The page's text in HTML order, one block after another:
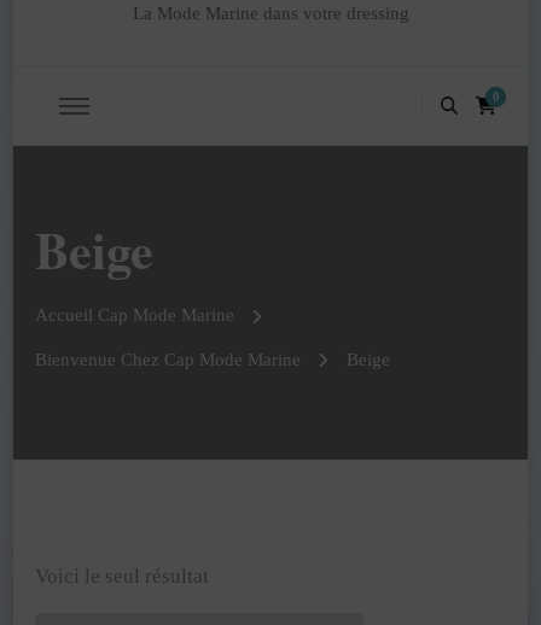
La Mode Marine dans votre dressing
0
Beige
Accueil Cap Mode Marine
Bienvenue Chez Cap Mode Marine Beige
Voici le seul résultat